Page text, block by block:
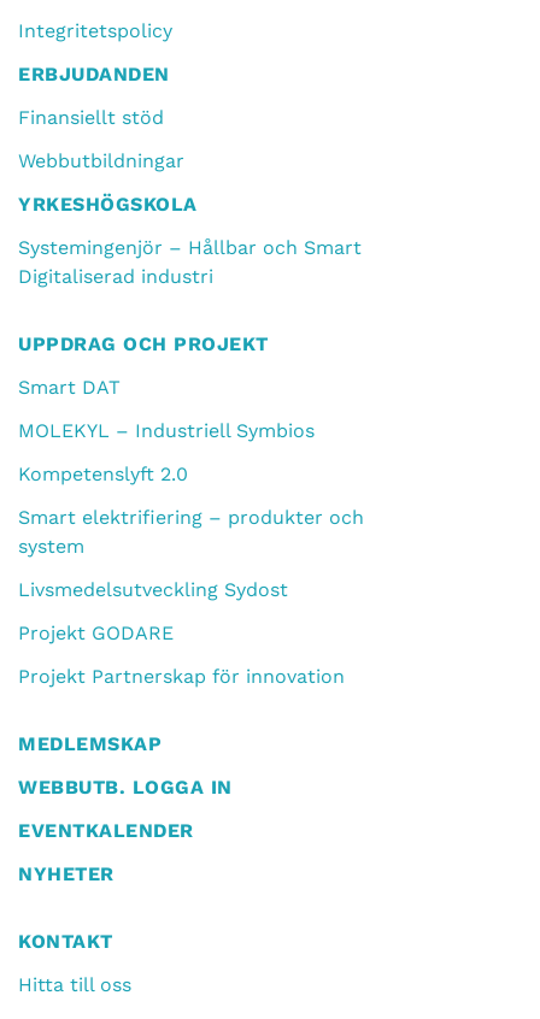
Integritetspolicy
ERBJUDANDEN
Finansiellt stöd
Webbutbildningar
YRKESHÖGSKOLA
Systemingenjör – Hållbar och Smart
Digitaliserad industri
UPPDRAG OCH PROJEKT
Smart DAT
MOLEKYL – Industriell Symbios
Kompetenslyft 2.0
Smart elektrifiering – produkter och
system
Livsmedelsutveckling Sydost
Projekt GODARE
Projekt Partnerskap för innovation
MEDLEMSKAP
WEBBUTB. LOGGA IN
EVENTKALENDER
NYHETER
KONTAKT
Hitta till oss